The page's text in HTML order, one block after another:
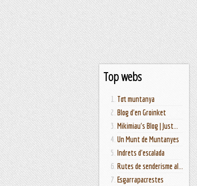
Top webs
Tot muntanya
Blog d'en Groinket
Mikimiau's Blog | Just...
Un Munt de Muntanyes
Indrets d'escalada
Rutes de senderisme al...
Esgarrapacrestes